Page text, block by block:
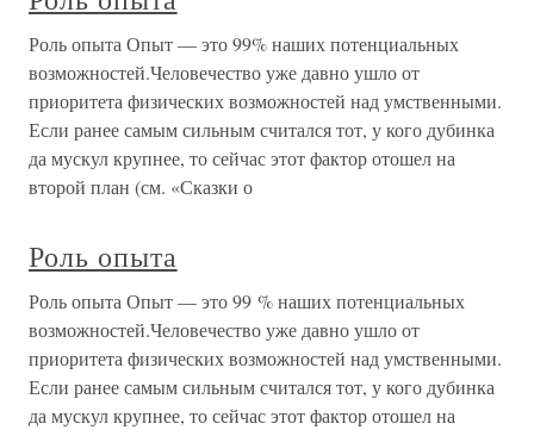
Роль опыта Опыт — это 99% наших потенциальных
возможностей.Человечество уже давно ушло от
приоритета физических возможностей над умственными.
Если ранее самым сильным считался тот, у кого дубинка
да мускул крупнее, то сейчас этот фактор отошел на
второй план (см. «Сказки о
Роль опыта
Роль опыта Опыт — это 99 % наших потенциальных
возможностей.Человечество уже давно ушло от
приоритета физических возможностей над умственными.
Если ранее самым сильным считался тот, у кого дубинка
да мускул крупнее, то сейчас этот фактор отошел на